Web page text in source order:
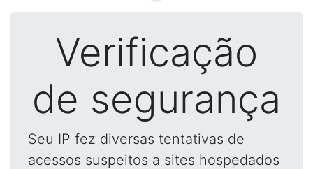
Verificação
de segurança
Seu IP fez diversas tentativas de
acessos suspeitos a sites hospedados